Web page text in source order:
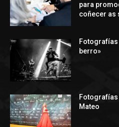
para
coñecer as
Fotografías
berro»
Mateo